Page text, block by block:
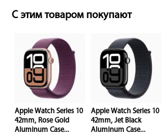
С этим товаром покупают
Apple Watch Series 10
42mm, Rose Gold
Aluminum Case...
Apple Watch Series 10
42mm, Jet Black
Aluminum Case...